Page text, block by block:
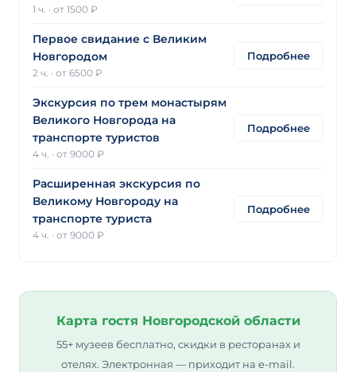
1 ч. · от 1500 ₽
Первое свидание с Великим
Новгородом
2 ч. · от 6500 ₽
Подробнее
Экскурсия по трем монастырям
Великого Новгорода на
транспорте туристов
4 ч. · от 9000 ₽
Подробнее
Расширенная экскурсия по
Великому Новгороду на
транспорте туриста
4 ч. · от 9000 ₽
Подробнее
Карта гостя Новгородской области
55+ музеев бесплатно, скидки в ресторанах и
отелях. Электронная — приходит на e-mail.